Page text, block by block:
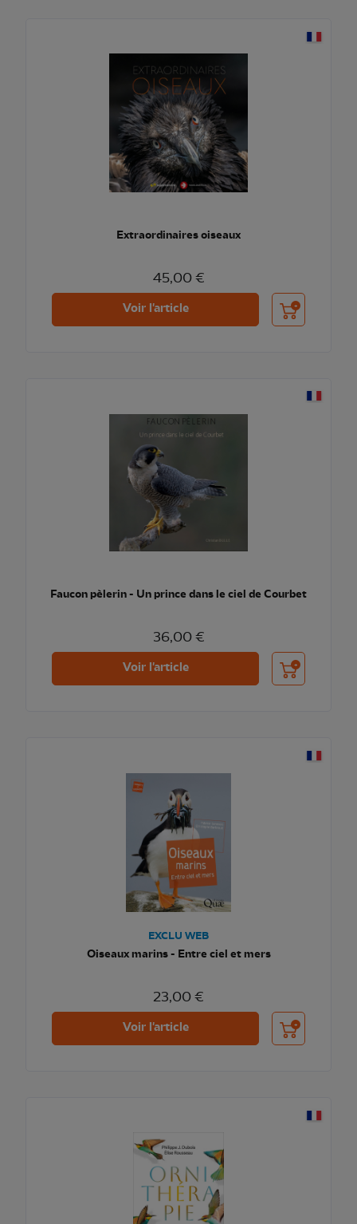
Extraordinaires oiseaux
45,00 €
Voir l'article Ajouter au
Faucon pèlerin - Un prince dans le ciel de Courbet
36,00 €
Voir l'article Ajouter au
EXCLU WEB
Oiseaux marins - Entre ciel et mers
23,00 €
Voir l'article Ajouter au